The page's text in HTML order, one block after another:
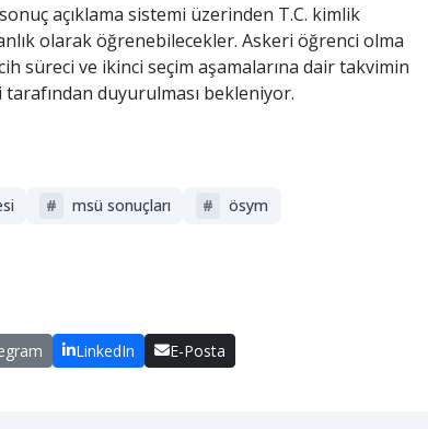
açıklama sistemi üzerinden T.C. kimlik
olarak öğrenebilecekler. Askeri öğrenci olma
süreci ve ikinci seçim aşamalarına dair takvimin
duyurulması bekleniyor.
# msü sonuçları #
ösym
LinkedIn E-Posta